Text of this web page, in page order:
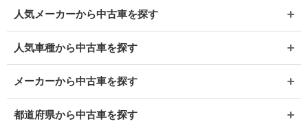
人気メーカーから中古車を探す
人気車種から中古車を探す
メーカーから中古車を探す
都道府県から中古車を探す